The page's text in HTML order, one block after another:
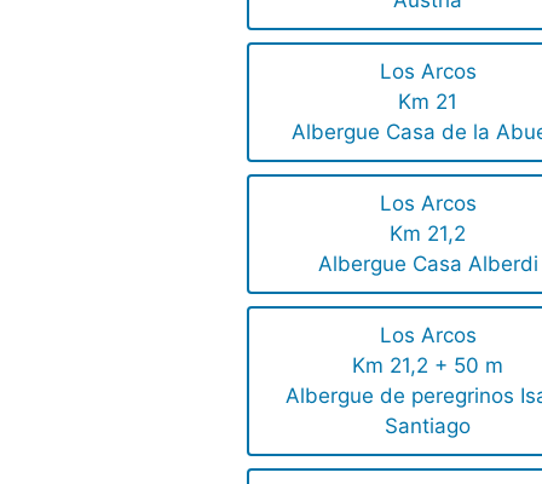
Los Arcos
Km 21
Albergue Casa de la
Los Arcos
Km 21,2
Albergue Casa Alberdi
Los Arcos
Km 21,2 + 50 m
Albergue de peregrinos
Santiago